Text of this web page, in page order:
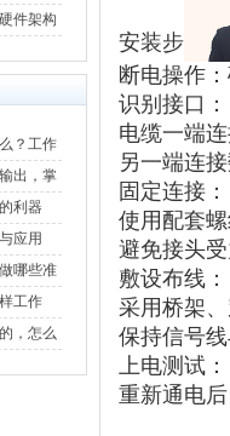
手也能
件架构
？工作
能一次
出，掌
六大核
利器
应用
哪些准
工作
？，怎么
安装步骤
断电操作
识别接口 ‌：
电缆一端
另一端连
固定连接 ‌：
使用配套
避免接头
敷设布线 ‌：
采用桥架
保持信号
上电测试 ‌：
重新通电